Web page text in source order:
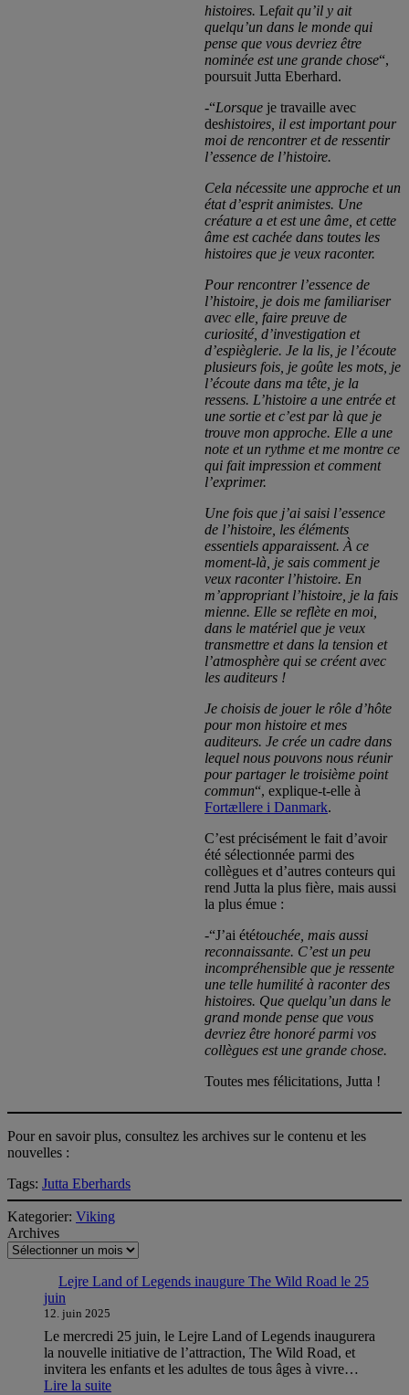
histoires. Lefait qu’il y ait
quelqu’un dans le monde qui
pense que vous devriez être
nominée est une grande chose“,
poursuit Jutta Eberhard.
-“Lorsque je travaille avec
deshistoires, il est important pour
moi de rencontrer et de ressentir
l’essence de l’histoire.
Cela nécessite une approche et un
état d’esprit animistes. Une
créature a et est une âme, et cette
âme est cachée dans toutes les
histoires que je veux raconter.
Pour rencontrer l’essence de
l’histoire, je dois me familiariser
avec elle, faire preuve de
curiosité, d’investigation et
d’espièglerie. Je la lis, je l’écoute
plusieurs fois, je goûte les mots, je
l’écoute dans ma tête, je la
ressens. L’histoire a une entrée et
une sortie et c’est par là que je
trouve mon approche. Elle a une
note et un rythme et me montre ce
qui fait impression et comment
l’exprimer.
Une fois que j’ai saisi l’essence
de l’histoire, les éléments
essentiels apparaissent. À ce
moment-là, je sais comment je
veux raconter l’histoire. En
m’appropriant l’histoire, je la fais
mienne. Elle se reflète en moi,
dans le matériel que je veux
transmettre et dans la tension et
l’atmosphère qui se créent avec
les auditeurs !
Je choisis de jouer le rôle d’hôte
pour mon histoire et mes
auditeurs. Je crée un cadre dans
lequel nous pouvons nous réunir
pour partager le troisième point
commun“, explique-t-elle à
Fortællere i Danmark.
C’est précisément le fait d’avoir
été sélectionnée parmi des
collègues et d’autres conteurs qui
rend Jutta la plus fière, mais aussi
la plus émue :
-“J’ai ététouchée, mais aussi
reconnaissante. C’est un peu
incompréhensible que je ressente
une telle humilité à raconter des
histoires. Que quelqu’un dans le
grand monde pense que vous
devriez être honoré parmi vos
collègues est une grande chose.
Toutes mes félicitations, Jutta !
Pour en savoir plus, consultez les archives sur le contenu et les
nouvelles :
Tags: Jutta Eberhards
Kategorier: Viking
Archives
Lejre Land of Legends inaugure The Wild Road le 25
juin
12. juin 2025
Le mercredi 25 juin, le Lejre Land of Legends inaugurera
la nouvelle initiative de l’attraction, The Wild Road, et
invitera les enfants et les adultes de tous âges à vivre…
Lire la suite